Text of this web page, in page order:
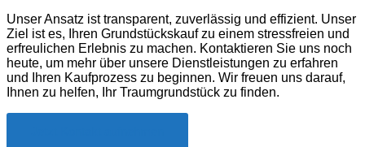
Unser Ansatz ist transparent, zuverlässig und effizient. Unser
Ziel ist es, Ihren Grundstückskauf zu einem stressfreien und
erfreulichen Erlebnis zu machen. Kontaktieren Sie uns noch
heute, um mehr über unsere Dienstleistungen zu erfahren
und Ihren Kaufprozess zu beginnen. Wir freuen uns darauf,
Ihnen zu helfen, Ihr Traumgrundstück zu finden.